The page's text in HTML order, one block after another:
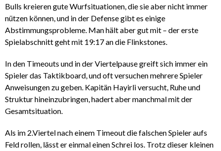
Bulls kreieren gute Wurfsituationen, die sie aber nicht immer
nützen können, und in der Defense gibt es einige
Abstimmungsprobleme. Man hält aber gut mit – der erste
Spielabschnitt geht mit 19:17 an die Flinkstones.
In den Timeouts und in der Viertelpause greift sich immer ein
Spieler das Taktikboard, und oft versuchen mehrere Spieler
Anweisungen zu geben. Kapitän Hayirli versucht, Ruhe und
Struktur hineinzubringen, hadert aber manchmal mit der
Gesamtsituation.
Als im 2.Viertel nach einem Timeout die falschen Spieler aufs
Feld rollen, lässt er einmal einen Schrei los. Trotz dieser kleinen